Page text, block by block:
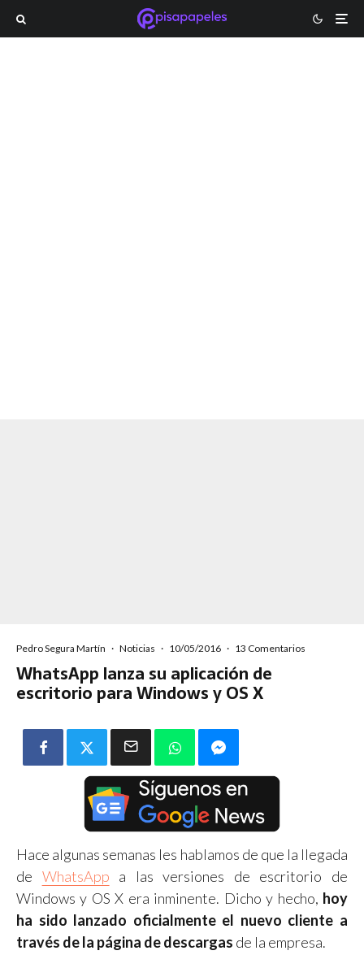
Pedro Segura Martín · Noticias · 10/05/2016 · 13 Comentarios
WhatsApp lanza su aplicación de
escritorio para Windows y OS X
Hace algunas semanas les hablamos de que la llegada
de WhatsApp a las versiones de escritorio de
Windows y OS X era inminente. Dicho y hecho, hoy
ha sido lanzado oficialmente el nuevo cliente a
través de la página de descargas de la empresa.